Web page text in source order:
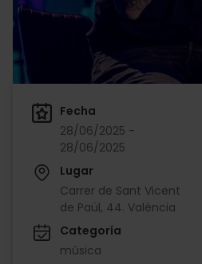
Fecha
28/06/2025 -
28/06/2025
Lugar
Carrer de Sant Vicent
de Paül, 44. València
Categoría
música